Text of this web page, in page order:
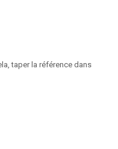
taper la référence dans